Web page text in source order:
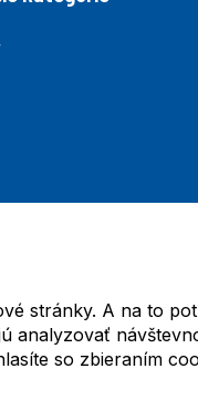
stránky. A na to
analyzovať
so zbieraním